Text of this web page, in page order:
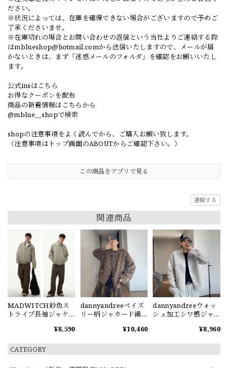
CATEGORY
ださい。
※状況によっては、在庫を確保できない場合がございますので予めご
了承くださいませ。
※在庫切れの場合とお問い合わせの返信という当社よりご連絡する際
はmblueshop@hotmail.comから送信いたしますので、メールが届
かないときは、まず「迷惑メールのフォルダ」を確認をお願いいたし
ます。
公式insはこちら
お得なクーポンを配布
商品の新着情報はこちらから
@mblue__shopで検索
shopの注意事項をよく読んでから、ご購入お願い致します。
（注意事項はトップ画面のABOUTからご確認下さい。）
この商品をアプリで見る
通報する
関連商品
MADWITCH砂色ス
トライプ長袖ジャケ
¥8,590
dannyandzeeペイズ
リー柄ジャカード織
¥10,460
dannyandzeeウォッ
シュ加工シワ感ジャ
¥8,960